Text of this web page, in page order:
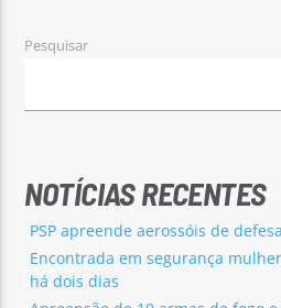
Pesquisar
NOTÍCIAS RECENTES
PSP apreende aerossóis de
Encontrada em segurança
há dois dias